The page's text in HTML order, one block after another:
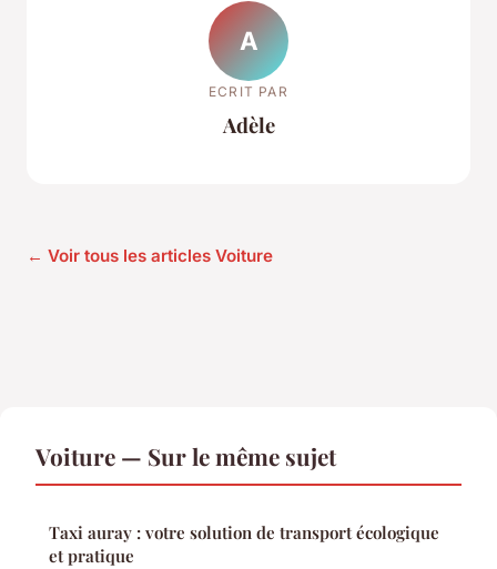
A
ECRIT PAR
Adèle
← Voir tous les articles Voiture
Voiture — Sur le même sujet
Taxi auray : votre solution de transport écologique
et pratique